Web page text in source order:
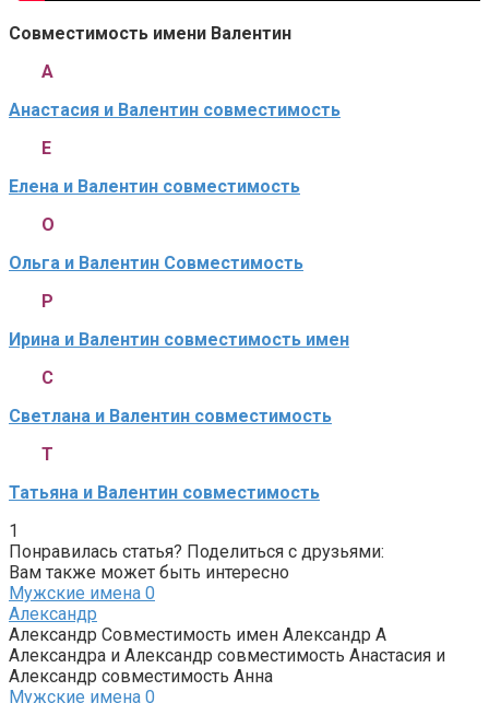
Совместимость имени Валентин
А
Анастасия и Валентин совместимость
Е
Елена и Валентин совместимость
О
Ольга и Валентин Совместимость
Р
Ирина и Валентин совместимость имен
С
Светлана и Валентин совместимость
Т
Татьяна и Валентин совместимость
1
Понравилась статья? Поделиться с друзьями:
Вам также может быть интересно
Мужские имена 0
Александр
Александр Совместимость имен Александр А
Александра и Александр совместимость Анастасия и
Александр совместимость Анна
Мужские имена 0